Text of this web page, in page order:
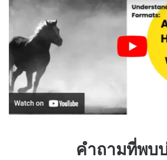
คำถามที่พบ